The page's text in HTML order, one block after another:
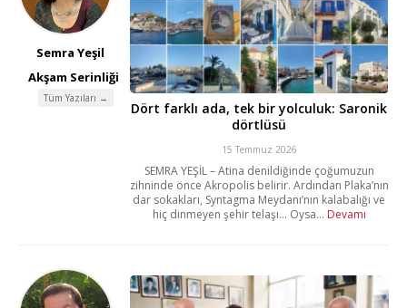
Semra Yeşil
Akşam Serinliği
Tüm Yazıları →
Dört farklı ada, tek bir yolculuk: Saronik
dörtlüsü
15 Temmuz 2026
SEMRA YEŞİL – Atina denildiğinde çoğumuzun
zihninde önce Akropolis belirir. Ardından Plaka’nın
dar sokakları, Syntagma Meydanı’nın kalabalığı ve
hiç dinmeyen şehir telaşı… Oysa... Devamı